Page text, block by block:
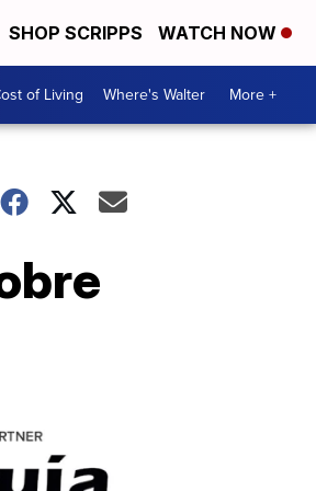
SHOP SCRIPPS WATCH NOW
of Living Where's Walter More +